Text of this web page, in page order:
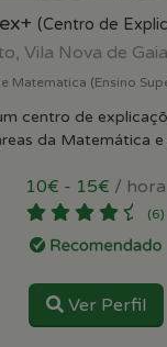
(Centro de
Vila Nova de Gaia
Matematica (Ensino
centro de
da Matemática e
10€ - 15€ / hora
(6)
Ver Perfil